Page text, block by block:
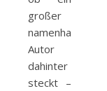
großer
namenhafter
Autor
dahinter
steckt –